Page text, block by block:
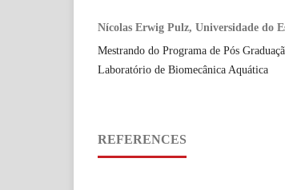
Nícolas Erwig Pulz, Universidade do
Mestrando do Programa de Pós
Laboratório de Biomecânica Aquática
REFERENCES